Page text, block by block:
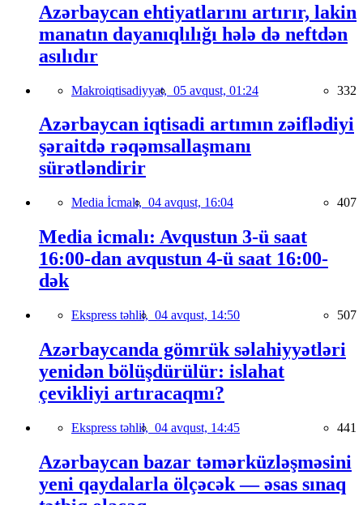
Azərbaycan ehtiyatlarını artırır, lakin
manatın dayanıqlılığı hələ də neftdən
asılıdır
Makroiqtisadiyyat, 05 avqust, 01:24 332
Azərbaycan iqtisadi artımın zəiflədiyi
şəraitdə rəqəmsallaşmanı
sürətləndirir
Media İcmalı, 04 avqust, 16:04 407
Media icmalı: Avqustun 3-ü saat
16:00-dan avqustun 4-ü saat 16:00-
dək
Ekspress təhlil, 04 avqust, 14:50 507
Azərbaycanda gömrük səlahiyyətləri
yenidən bölüşdürülür: islahat
çevikliyi artıracaqmı?
Ekspress təhlil, 04 avqust, 14:45 441
Azərbaycan bazar təmərküzləşməsini
yeni qaydalarla ölçəcək — əsas sınaq